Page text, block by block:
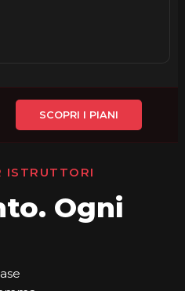
SCOPRI I PIANI
ISTRUTTORI
Ogni